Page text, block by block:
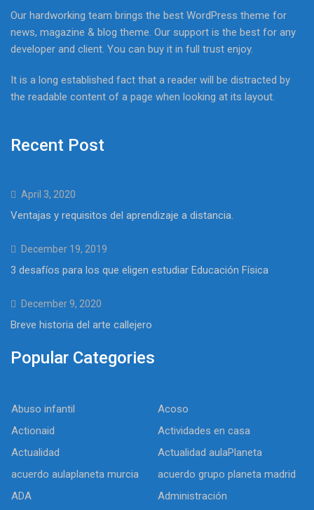
Our hardworking team brings the best WordPress theme for
news, magazine & blog theme. Our support is the best for any
developer and client. You can buy it in full trust enjoy.
It is a long established fact that a reader will be distracted by
the readable content of a page when looking at its layout.
Recent Post
April 3, 2020
Ventajas y requisitos del aprendizaje a distancia.
December 19, 2019
3 desafíos para los que eligen estudiar Educación Física
December 9, 2020
Breve historia del arte callejero
Popular Categories
Abuso infantil
Acoso
Actionaid
Actividades en casa
Actualidad
Actualidad aulaPlaneta
acuerdo aulaplaneta murcia
acuerdo grupo planeta madrid
ADA
Administración